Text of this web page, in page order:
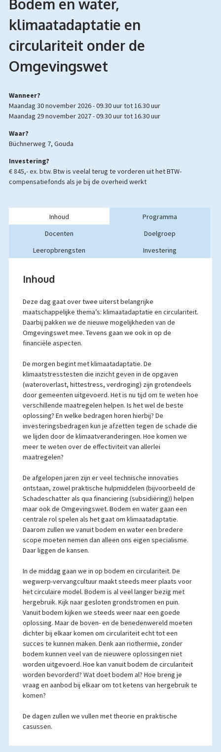
Bodem en water,
klimaatadaptatie en
circulariteit onder de
Omgevingswet
Wanneer?
maandag 30 november 2026 -09.30 uurtot16.30 uur
maandag 29 november 2027 -09.30 uurtot16.30 uur
Waar?
Büchnerweg 7, Gouda
Investering?
€ 845,- ex. btw. Btw is veelal terug te vorderen uit het BTW-
compensatiefonds als je bij de overheid werkt
Inhoud
Programma
Docenten
Doelgroep
Leeropbrengsten
Investering
Inhoud
Deze dag gaat over twee uiterst belangrijke
maatschappelijke thema’s: klimaatadaptatie en circulariteit.
Daarbij pakken we de nieuwe mogelijkheden van de
Omgevingswet mee. Tevens gaan we ook in op de
financiële aspecten.
De morgen begint met klimaatadaptatie. De
klimaatstresstesten die inzicht geven in de opgaven
(wateroverlast, hittestress, verdroging) zijn grotendeels
door gemeenten uitgevoerd. Het is nu tijd om te weten hoe
verschillende maatregelen helpen. Is het wel de beste
oplossing? En welke bedragen horen hierbij? De
investeringsbedragen kun je afzetten tegen de schade die
we lijden door de klimaatveranderingen. Hoe komen we
meer te weten over de effectiviteit van allerlei
maatregelen?
De afgelopen jaren zijn er veel technische innovaties
ontstaan, zowel praktische hulpmiddelen (bijvoorbeeld de
Schadeschatter als qua financiering (subsidiëring)) helpen
maar ook de Omgevingswet. Bodem en water gaan een
centrale rol spelen als het gaat om klimaatadaptatie.
Daarom zullen we vanuit bodem en water een bredere
scope moeten nemen dan alleen ons eigen specialisme.
Daar liggen de kansen.
In de middag gaan we in op bodem en circulariteit. De
wegwerp-vervangcultuur maakt steeds meer plaats voor
het circulaire model. Bodem is al veel langer bezig met
hergebruik. Kijk naar gesloten grondstromen en puin.
Vanuit bodem kijken we steeds weer naar een goede
oplossing. Maar de boven- en de benedenwereld moeten
dichter bij elkaar komen om circulariteit echt tot een
succes te kunnen maken. Denk aan riothermie, zonder
bodem kunnen veel van de nieuwere oplossingen niet
worden uitgevoerd. Hoe kan vanuit bodem de circulariteit
worden bevorderd? Wat doet bodem al? Hoe breng je
vraag en aanbod bij elkaar om tot ketens van hergebruik te
komen?
De dagen zullen we vullen met theorie en praktische
casussen.